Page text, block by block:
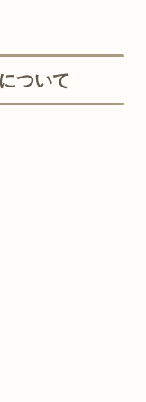
ついて